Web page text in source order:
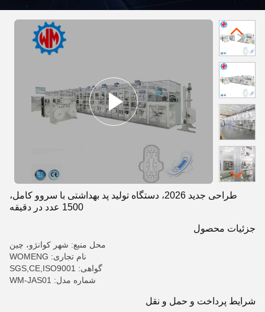
طراحی جدید 2026، دستگاه تولید پد بهداشتی با سروو کامل،
1500 عدد در دقیقه
جزئیات محصول
محل منبع: شهر کوانژو، چین
نام تجاری: WOMENG
گواهی: SGS,CE,ISO9001
شماره مدل: WM-JAS01
شرایط پرداخت و حمل و نقل